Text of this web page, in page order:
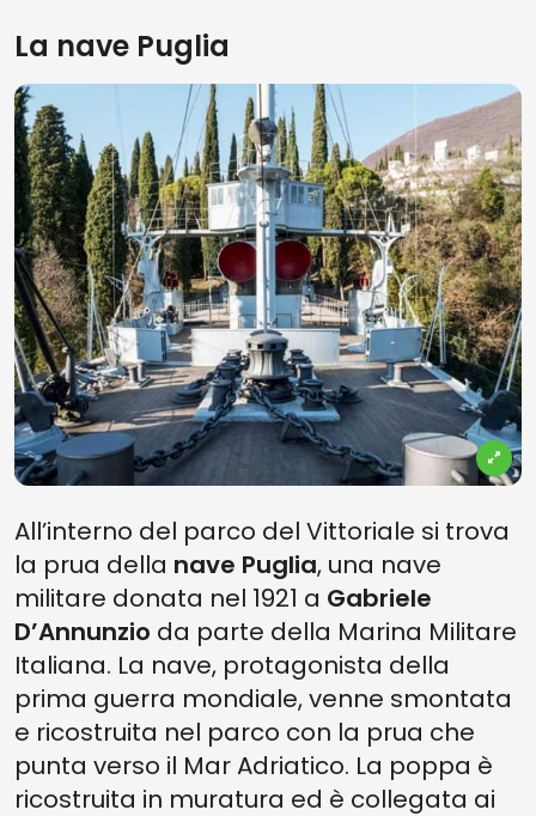
La nave Puglia
All’interno del parco del Vittoriale si trova
la prua della nave Puglia, una nave
militare donata nel 1921 a Gabriele
D’Annunzio da parte della Marina Militare
Italiana. La nave, protagonista della
prima guerra mondiale, venne smontata
e ricostruita nel parco con la prua che
punta verso il Mar Adriatico. La poppa è
ricostruita in muratura ed è collegata ai